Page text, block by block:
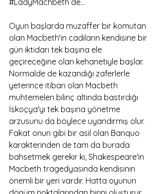
Oyun başlarda muzaffer bir komutan
olan Macbeth'in cadıların kendisine bir
gün iktidarı tek başına ele
geçireceğine olan kehanetiyle başlar.
Normalde de kazandığı zaferlerle
yeterince itibarı olan Macbeth
muhtemelen bilinç altında bastırdığı
İskoçya'yı tek başına yönetme
arzusunu da böylece uyandırmış olur.
Fakat onun gibi bir asil olan Banquo
karakterinden de tam da burada
bahsetmek gerekir ki, Shakespeare'in
Macbeth tragedyasında kendisinin
önemli bir yeri vardır. Hatta oyunun